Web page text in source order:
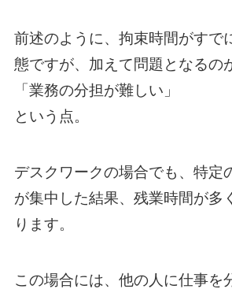
前述のように、拘束時間がすで
態ですが、加えて問題となるの
「業務の分担が難しい」
という点。
デスクワークの場合でも、特定
が集中した結果、残業時間が多
ります。
この場合には、他の人に仕事を